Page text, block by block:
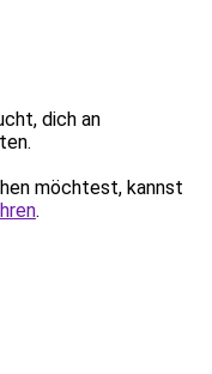
dich an
möchtest, kannst
.